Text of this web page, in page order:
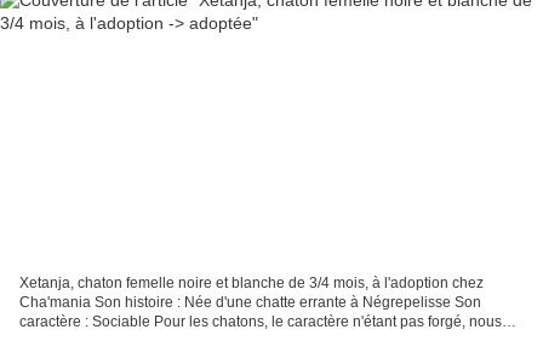
Xetanja, chaton femelle noire et blanche de 3/4 mois, à l'adoption chez
Cha'mania Son histoire : Née d'une chatte errante à Négrepelisse Son
caractère : Sociable Pour les chatons, le caractère n'étant pas forgé, nous